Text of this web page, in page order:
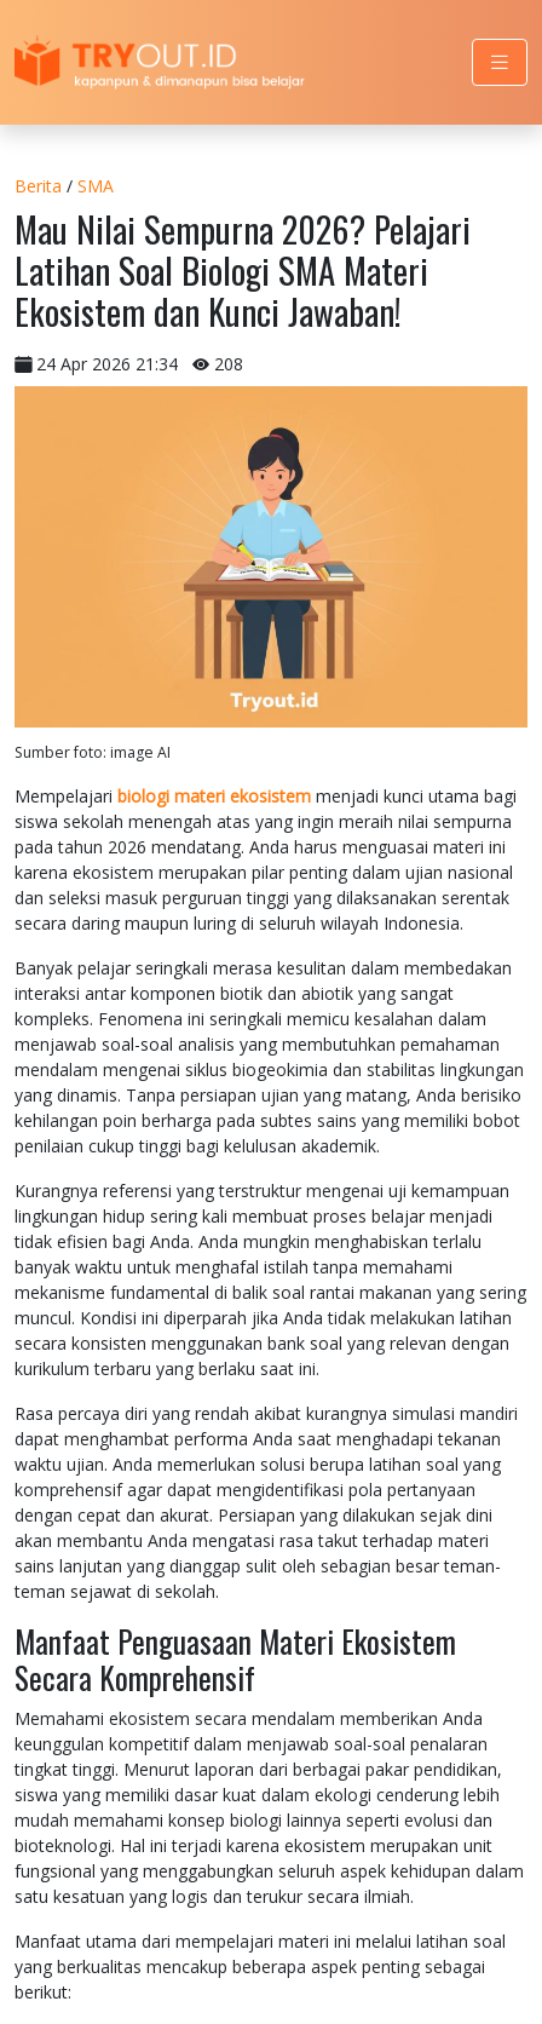
Berita / SMA
Mau Nilai Sempurna 2026? Pelajari
Latihan Soal Biologi SMA Materi
Ekosistem dan Kunci Jawaban!
24 Apr 2026 21:34 208
Sumber foto: image AI
Mempelajari biologi materi ekosistem menjadi kunci utama bagi
siswa sekolah menengah atas yang ingin meraih nilai sempurna
pada tahun 2026 mendatang. Anda harus menguasai materi ini
karena ekosistem merupakan pilar penting dalam ujian nasional
dan seleksi masuk perguruan tinggi yang dilaksanakan serentak
secara daring maupun luring di seluruh wilayah Indonesia.
Banyak pelajar seringkali merasa kesulitan dalam membedakan
interaksi antar komponen biotik dan abiotik yang sangat
kompleks. Fenomena ini seringkali memicu kesalahan dalam
menjawab soal-soal analisis yang membutuhkan pemahaman
mendalam mengenai siklus biogeokimia dan stabilitas lingkungan
yang dinamis. Tanpa persiapan ujian yang matang, Anda berisiko
kehilangan poin berharga pada subtes sains yang memiliki bobot
penilaian cukup tinggi bagi kelulusan akademik.
Kurangnya referensi yang terstruktur mengenai uji kemampuan
lingkungan hidup sering kali membuat proses belajar menjadi
tidak efisien bagi Anda. Anda mungkin menghabiskan terlalu
banyak waktu untuk menghafal istilah tanpa memahami
mekanisme fundamental di balik soal rantai makanan yang sering
muncul. Kondisi ini diperparah jika Anda tidak melakukan latihan
secara konsisten menggunakan bank soal yang relevan dengan
kurikulum terbaru yang berlaku saat ini.
Rasa percaya diri yang rendah akibat kurangnya simulasi mandiri
dapat menghambat performa Anda saat menghadapi tekanan
waktu ujian. Anda memerlukan solusi berupa latihan soal yang
komprehensif agar dapat mengidentifikasi pola pertanyaan
dengan cepat dan akurat. Persiapan yang dilakukan sejak dini
akan membantu Anda mengatasi rasa takut terhadap materi
sains lanjutan yang dianggap sulit oleh sebagian besar teman-
teman sejawat di sekolah.
Manfaat Penguasaan Materi Ekosistem
Secara Komprehensif
Memahami ekosistem secara mendalam memberikan Anda
keunggulan kompetitif dalam menjawab soal-soal penalaran
tingkat tinggi. Menurut laporan dari berbagai pakar pendidikan,
siswa yang memiliki dasar kuat dalam ekologi cenderung lebih
mudah memahami konsep biologi lainnya seperti evolusi dan
bioteknologi. Hal ini terjadi karena ekosistem merupakan unit
fungsional yang menggabungkan seluruh aspek kehidupan dalam
satu kesatuan yang logis dan terukur secara ilmiah.
Manfaat utama dari mempelajari materi ini melalui latihan soal
yang berkualitas mencakup beberapa aspek penting sebagai
berikut: